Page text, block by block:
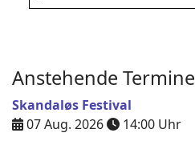
Anstehende Termine
Skandaløs Festival
07 Aug. 2026
14:00 Uhr